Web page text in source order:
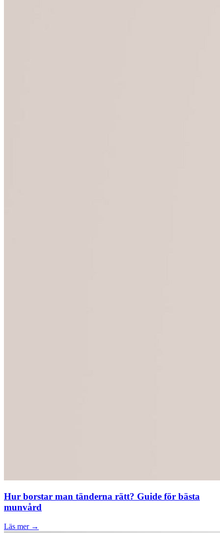
Hur borstar man tänderna rätt? Guide för bästa
munvård
Läs mer →